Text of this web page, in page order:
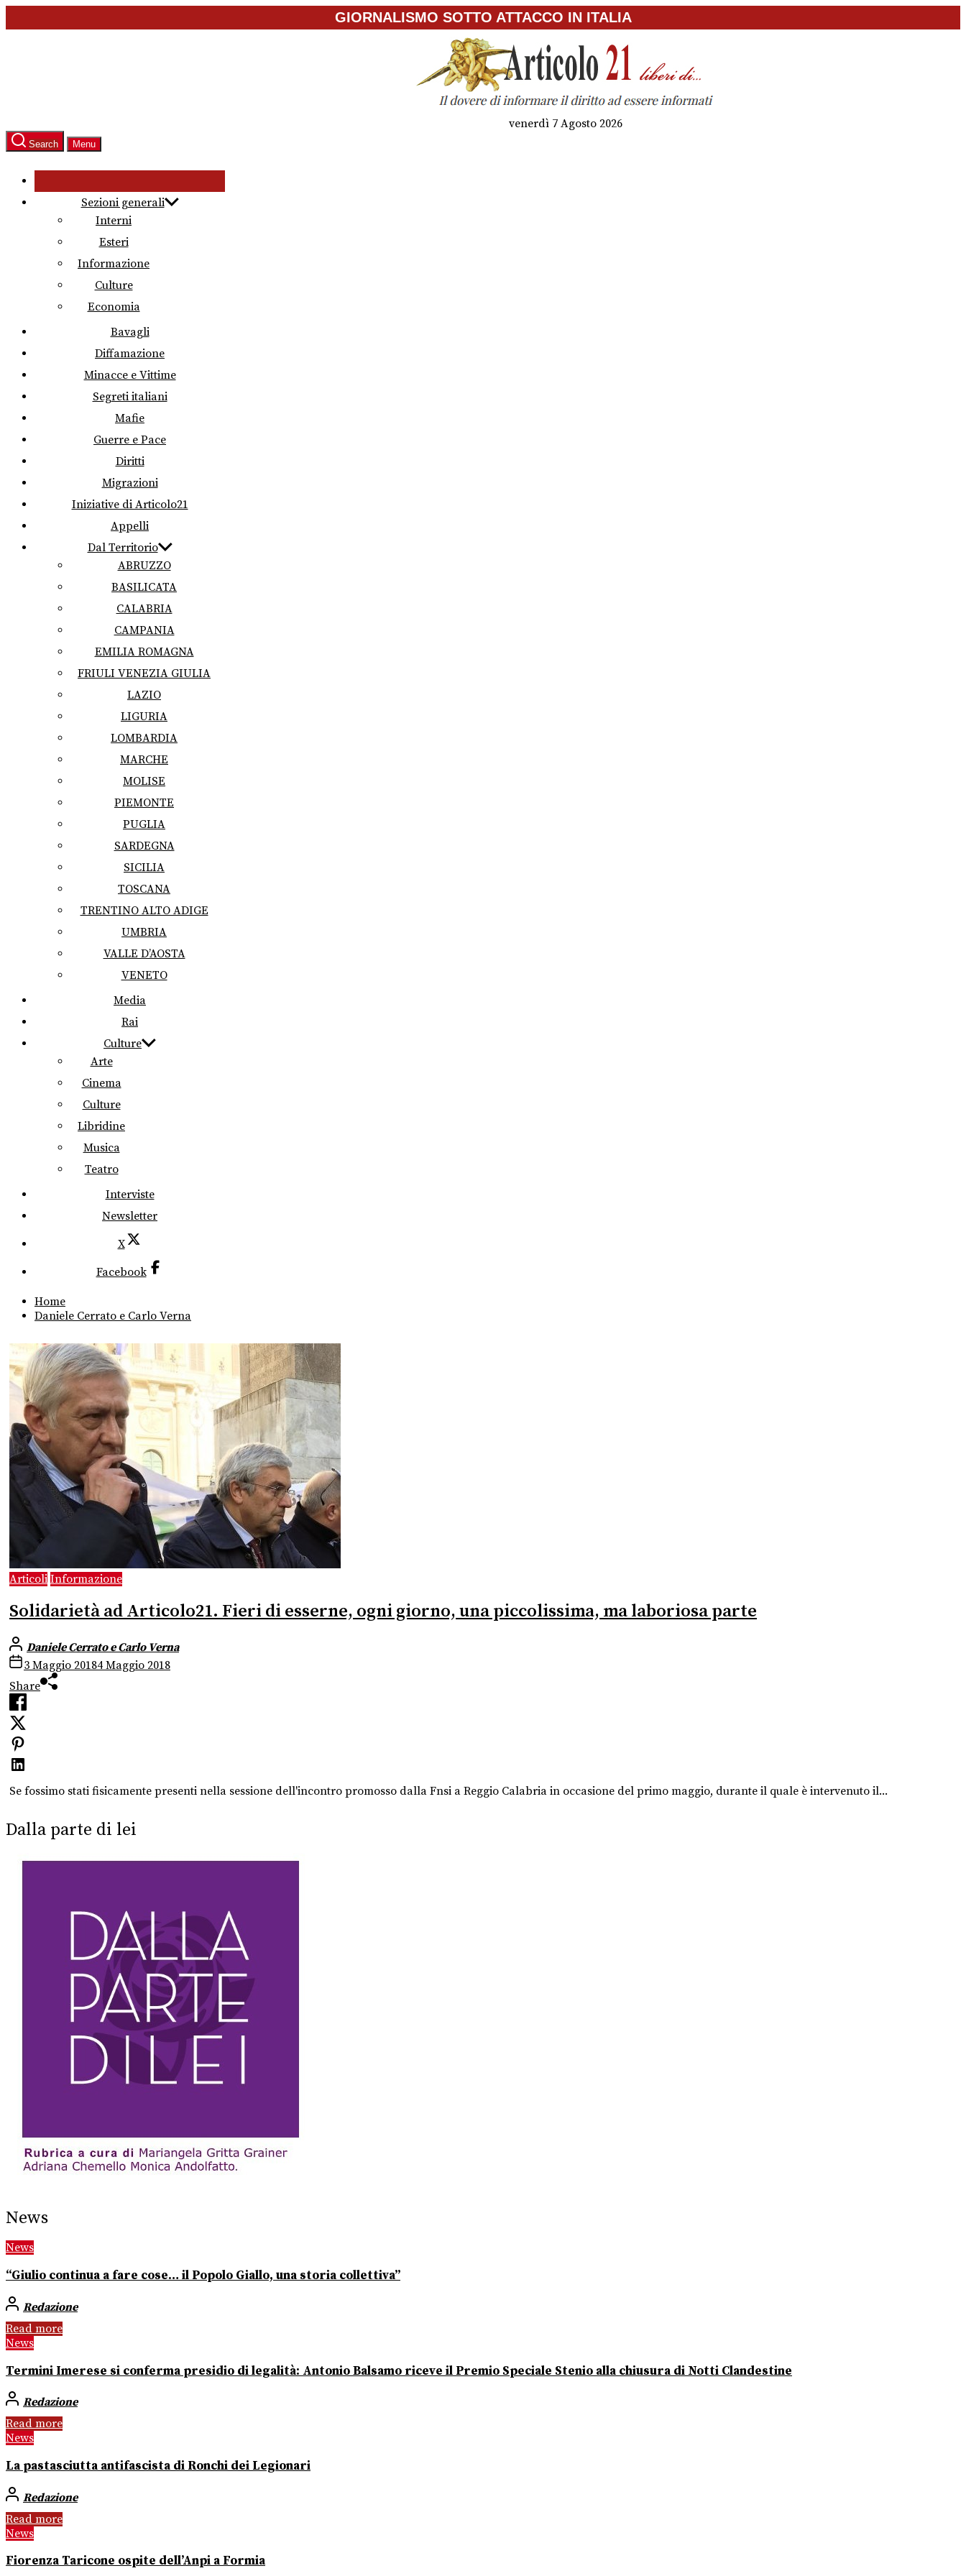
to
GIORNALISMO SOTTO ATTACCO IN ITALIA
venerdì 7 Agosto 2026
Search Menu
Sezioni generali
Interni
Esteri
Informazione
Culture
Economia
Bavagli
Diffamazione
Minacce e Vittime
Segreti italiani
Mafie
Guerre e Pace
Diritti
Migrazioni
Iniziative di Articolo21
Appelli
Dal Territorio
ABRUZZO
BASILICATA
CALABRIA
CAMPANIA
EMILIA ROMAGNA
FRIULI VENEZIA GIULIA
LAZIO
LIGURIA
LOMBARDIA
MARCHE
MOLISE
PIEMONTE
PUGLIA
SARDEGNA
SICILIA
TOSCANA
TRENTINO ALTO ADIGE
UMBRIA
VALLE D’AOSTA
VENETO
Media
Rai
Culture
Arte
Cinema
Culture
Libridine
Musica
Teatro
Interviste
Newsletter
X
Facebook
Home
Daniele Cerrato e Carlo Verna
Articoli Informazione
Solidarietà ad Articolo21. Fieri di esserne, ogni giorno, una piccolissima, ma laboriosa parte
Daniele Cerrato e Carlo Verna
3 Maggio 20184 Maggio 2018
Share
Se fossimo stati fisicamente presenti nella sessione dell'incontro promosso dalla Fnsi a Reggio Calabria in occasione del primo maggio, durante il quale è intervenuto il...
Dalla parte di lei
News
News
“Giulio continua a fare cose… il Popolo Giallo, una storia collettiva”
Redazione
Read more
News
Termini Imerese si conferma presidio di legalità: Antonio Balsamo riceve il Premio Speciale Stenio alla chiusura di Notti Clandestine
Redazione
Read more
News
La pastasciutta antifascista di Ronchi dei Legionari
Redazione
Read more
News
Fiorenza Taricone ospite dell’Anpi a Formia